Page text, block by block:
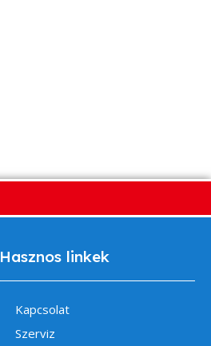
Hasznos linkek
Kapcsolat
Szerviz